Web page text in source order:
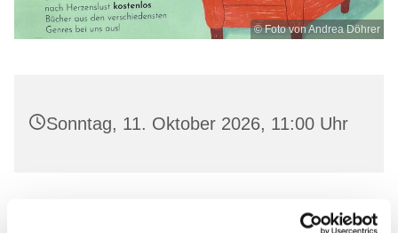
© Foto von Andrea Döhrer
Sonntag, 11. Oktober 2026, 11:00 Uhr
Leihen Sie in freundlicher Atmosphäre aktuelle